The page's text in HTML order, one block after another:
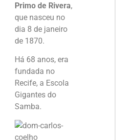
Primo de Rivera,
que nasceu no
dia 8 de janeiro
de 1870.
Há 68 anos, era
fundada no
Recife, a Escola
Gigantes do
Samba.